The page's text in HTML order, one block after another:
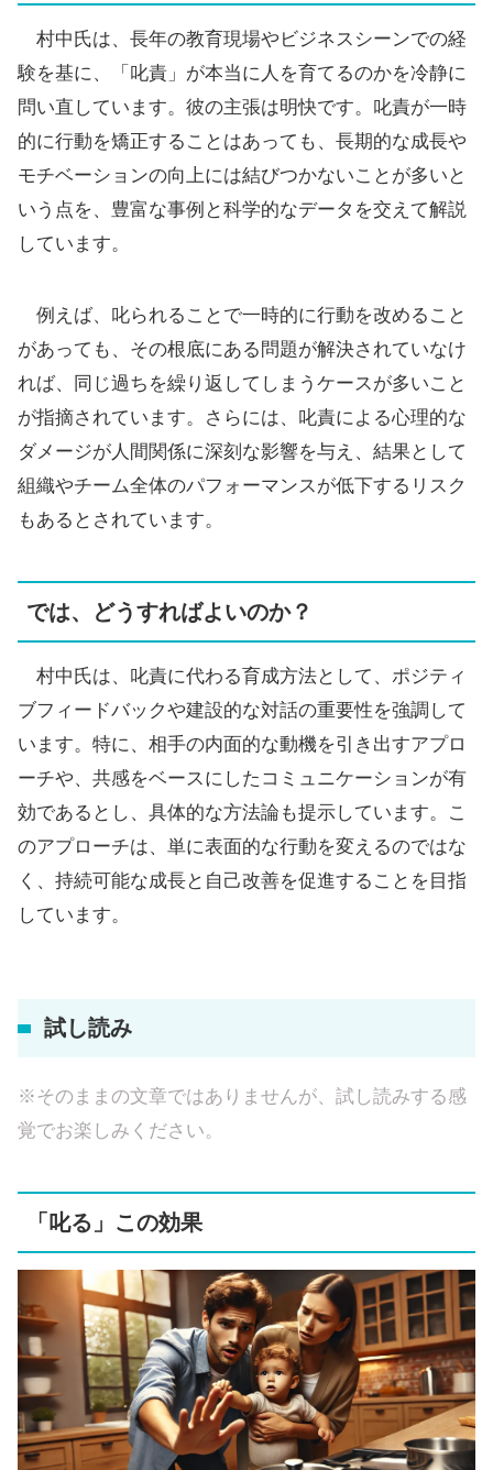
村中氏は、長年の教育現場やビジネスシーンでの経
験を基に、「叱責」が本当に人を育てるのかを冷静に
問い直しています。彼の主張は明快です。叱責が一時
的に行動を矯正することはあっても、長期的な成長や
モチベーションの向上には結びつかないことが多いと
いう点を、豊富な事例と科学的なデータを交えて解説
しています。
例えば、叱られることで一時的に行動を改めること
があっても、その根底にある問題が解決されていなけ
れば、同じ過ちを繰り返してしまうケースが多いこと
が指摘されています。さらには、叱責による心理的な
ダメージが人間関係に深刻な影響を与え、結果として
組織やチーム全体のパフォーマンスが低下するリスク
もあるとされています。
では、どうすればよいのか？
村中氏は、叱責に代わる育成方法として、ポジティ
ブフィードバックや建設的な対話の重要性を強調して
います。特に、相手の内面的な動機を引き出すアプロ
ーチや、共感をベースにしたコミュニケーションが有
効であるとし、具体的な方法論も提示しています。こ
のアプローチは、単に表面的な行動を変えるのではな
く、持続可能な成長と自己改善を促進することを目指
しています。
試し読み
※そのままの文章ではありませんが、試し読みする感
覚でお楽しみください。
「叱る」この効果